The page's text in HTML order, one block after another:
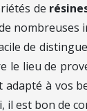
de
nombreuses
de
le lieu de
adapté à vos
il est bon de